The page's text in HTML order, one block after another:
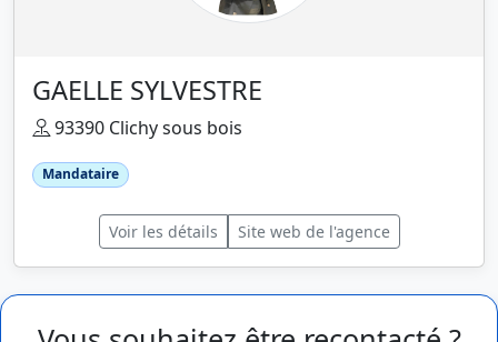
GAELLE SYLVESTRE
93390 Clichy sous bois
Mandataire
Voir les détails Site web de l'agence